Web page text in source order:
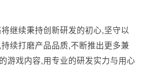
继续秉持创新研发的初心,坚守以
续打磨产品品质,不断推出更多兼
游戏内容,用专业的研发实力与用心